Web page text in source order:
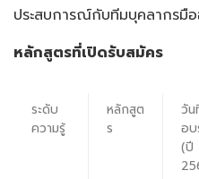
ประสบการณ์กับทีมบุคลากรมื
หลักสูตรที่เปิดรับสมัคร
ระดับ
ความรู้
หลักสูต
ร
วัน
อบ
(ปี